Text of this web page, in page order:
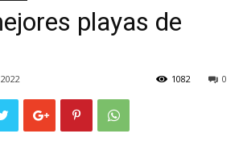
playas de
0
1082